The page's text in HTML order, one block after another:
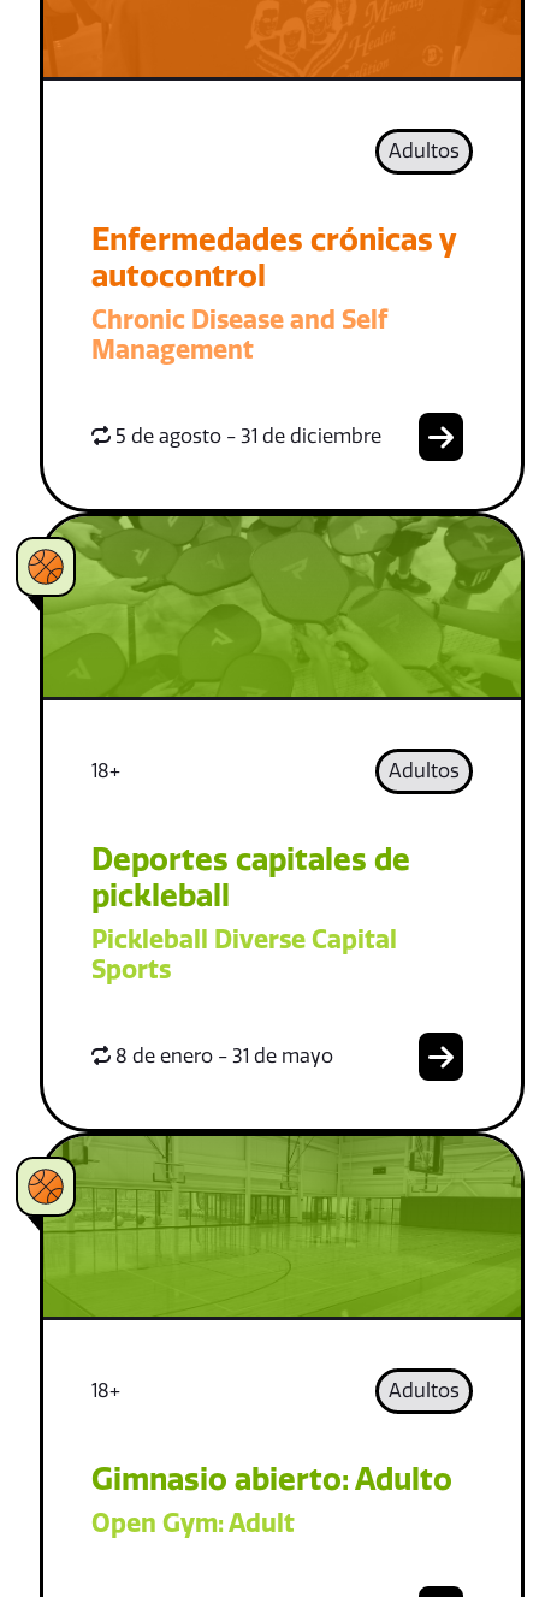
Adultos
Enfermedades crónicas y
autocontrol
Chronic Disease and Self
Management
5 de agosto - 31 de diciembre
18+ Adultos
Deportes capitales de
pickleball
Pickleball Diverse Capital
Sports
8 de enero - 31 de mayo
18+ Adultos
Gimnasio abierto: Adulto
Open Gym: Adult